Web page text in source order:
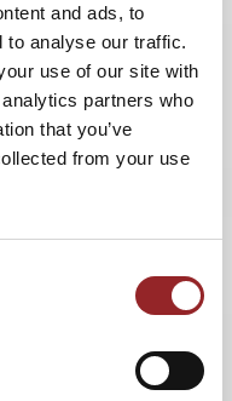
and ads, to
to analyse our traffic.
use of our site with
partners who
that you’ve
from your use
auf Veränderungen
Wie das
Speaker Ilja
Denn auch er war
tiefgreifenden
oder
fand einen Weg, die
macht Ilja
der es
und zu motivieren.